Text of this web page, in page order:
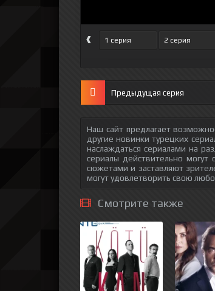
‹ 1 серия 2 серия
Предыдущая серия
Наш сайт предлагает
другие новинки турецких
наслаждаться сериалами на
сериалы действительно
сюжетами и заставляют
могут удовлетворить свою
Смотрите также